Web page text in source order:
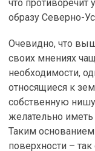
что
образу Северно-
Очевидно, что
своих мнениях
необходимости,
относящиеся к
собственную
желательно
Таким
поверхности – так